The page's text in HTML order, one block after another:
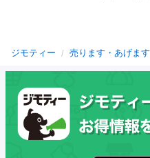
ジモティー 売ります・あげます